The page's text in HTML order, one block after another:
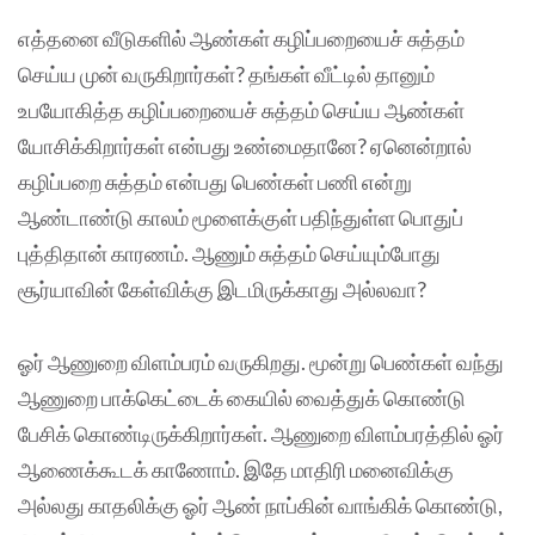
எத்தனை வீடுகளில் ஆண்கள் கழிப்பறையைச் சுத்தம்
செய்ய முன் வருகிறார்கள்? தங்கள் வீட்டில் தானும்
உபயோகித்த கழிப்பறையைச் சுத்தம் செய்ய ஆண்கள்
யோசிக்கிறார்கள் என்பது உண்மைதானே? ஏனென்றால்
கழிப்பறை சுத்தம் என்பது பெண்கள் பணி என்று
ஆண்டாண்டு காலம் மூளைக்குள் பதிந்துள்ள பொதுப்
புத்திதான் காரணம். ஆணும் சுத்தம் செய்யும்போது
சூர்யாவின் கேள்விக்கு இடமிருக்காது அல்லவா?
ஓர் ஆணுறை விளம்பரம் வருகிறது. மூன்று பெண்கள் வந்து
ஆணுறை பாக்கெட்டைக் கையில் வைத்துக் கொண்டு
பேசிக் கொண்டிருக்கிறார்கள். ஆணுறை விளம்பரத்தில் ஓர்
ஆணைக்கூடக் காணோம். இதே மாதிரி மனைவிக்கு
அல்லது காதலிக்கு ஓர் ஆண் நாப்கின் வாங்கிக் கொண்டு,